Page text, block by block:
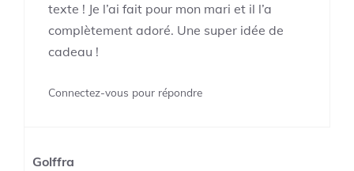
texte ! Je l’ai fait pour mon mari et il l’a
complètement adoré. Une super idée de
cadeau !
Connectez-vous pour répondre
Golffra